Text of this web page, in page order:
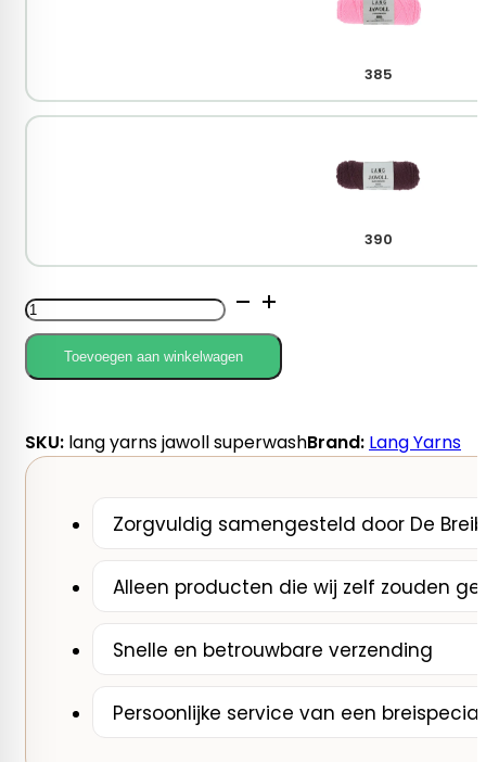
385
390
Lang
Yarns
Jawoll
Superwash
Toevoegen aan winkelwagen
SKU: lang yarns jawoll superwashBrand: Lang Yarns
Zorgvuldig samengesteld door De
Alleen producten die wij zelf zouden
Snelle en betrouwbare verzending
Persoonlijke service van een